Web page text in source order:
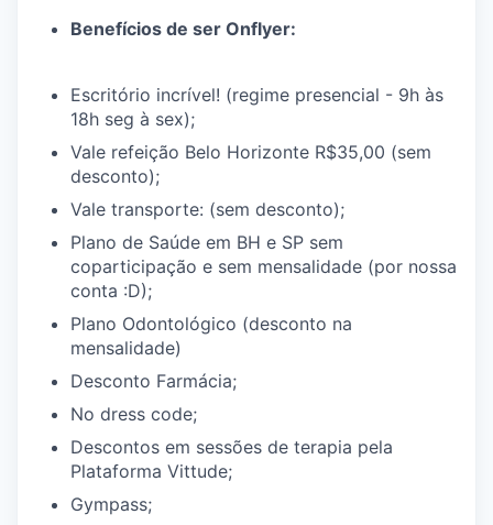
Benefícios de ser Onflyer:
Escritório incrível! (regime presencial - 9h às
18h seg à sex);
Vale refeição Belo Horizonte R$35,00 (sem
desconto);
Vale transporte: (sem desconto);
Plano de Saúde em BH e SP sem
coparticipação e sem mensalidade (por nossa
conta :D);
Plano Odontológico (desconto na
mensalidade)
Desconto Farmácia;
No dress code;
Descontos em sessões de terapia pela
Plataforma Vittude;
Gympass;